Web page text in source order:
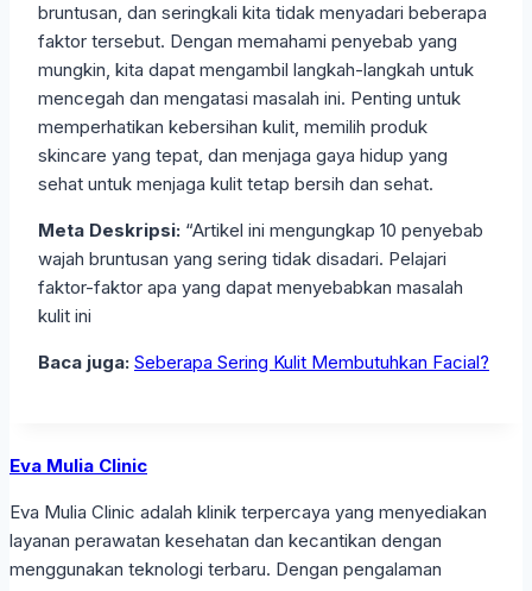
bruntusan, dan seringkali kita tidak menyadari beberapa
faktor tersebut. Dengan memahami penyebab yang
mungkin, kita dapat mengambil langkah-langkah untuk
mencegah dan mengatasi masalah ini. Penting untuk
memperhatikan kebersihan kulit, memilih produk
skincare yang tepat, dan menjaga gaya hidup yang
sehat untuk menjaga kulit tetap bersih dan sehat.
Meta Deskripsi: “Artikel ini mengungkap 10 penyebab
wajah bruntusan yang sering tidak disadari. Pelajari
faktor-faktor apa yang dapat menyebabkan masalah
kulit ini
Baca juga: Seberapa Sering Kulit Membutuhkan Facial?
Eva Mulia Clinic
Eva Mulia Clinic adalah klinik terpercaya yang menyediakan
layanan perawatan kesehatan dan kecantikan dengan
menggunakan teknologi terbaru. Dengan pengalaman